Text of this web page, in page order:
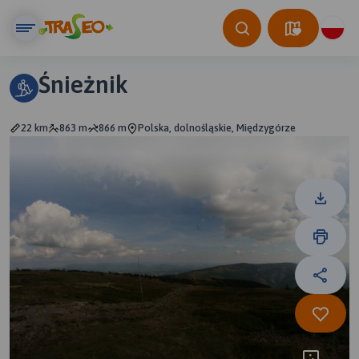
Śnieżnik
22 km 863 m 866 m Polska, dolnośląskie, Międzygórze